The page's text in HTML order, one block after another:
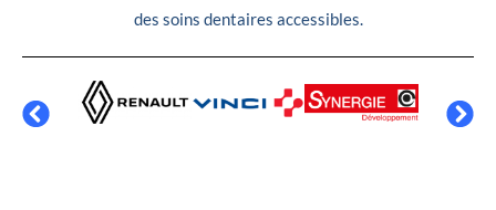
des soins dentaires accessibles.